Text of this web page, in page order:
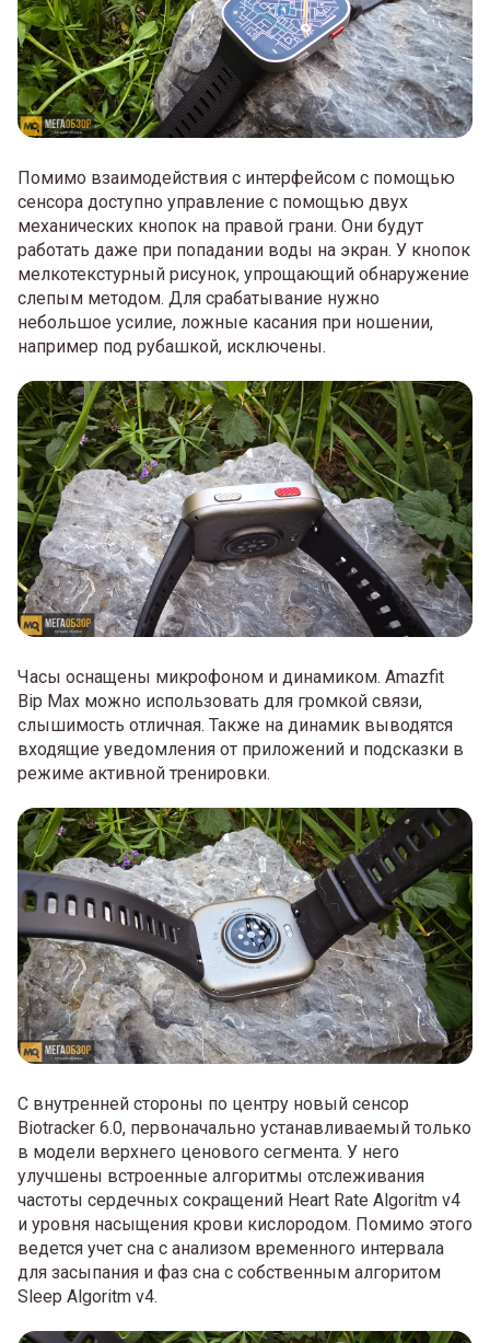
Помимо взаимодействия с интерфейсом с помощью
сенсора доступно управление с помощью двух
механических кнопок на правой грани. Они будут
работать даже при попадании воды на экран. У кнопок
мелкотекстурный рисунок, упрощающий обнаружение
слепым методом. Для срабатывание нужно
небольшое усилие, ложные касания при ношении,
например под рубашкой, исключены.
Часы оснащены микрофоном и динамиком. Amazfit
Bip Max можно использовать для громкой связи,
слышимость отличная. Также на динамик выводятся
входящие уведомления от приложений и подсказки в
режиме активной тренировки.
С внутренней стороны по центру новый сенсор
Biotracker 6.0, первоначально устанавливаемый только
в модели верхнего ценового сегмента. У него
улучшены встроенные алгоритмы отслеживания
частоты сердечных сокращений Heart Rate Algoritm v4
и уровня насыщения крови кислородом. Помимо этого
ведется учет сна с анализом временного интервала
для засыпания и фаз сна с собственным алгоритом
Sleep Algoritm v4.